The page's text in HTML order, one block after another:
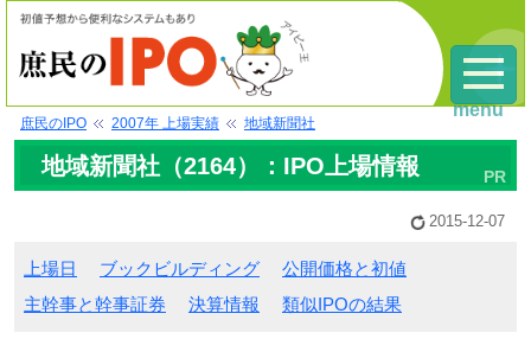
庶民のIPO 2007年 上場実績 地域新聞社
地域新聞社（2164）：IPO上場情報
2015-12-07
上場日 ブックビルディング
公開価格と初値
主幹事と幹事証券
決算情報 類似IPOの結果
menu